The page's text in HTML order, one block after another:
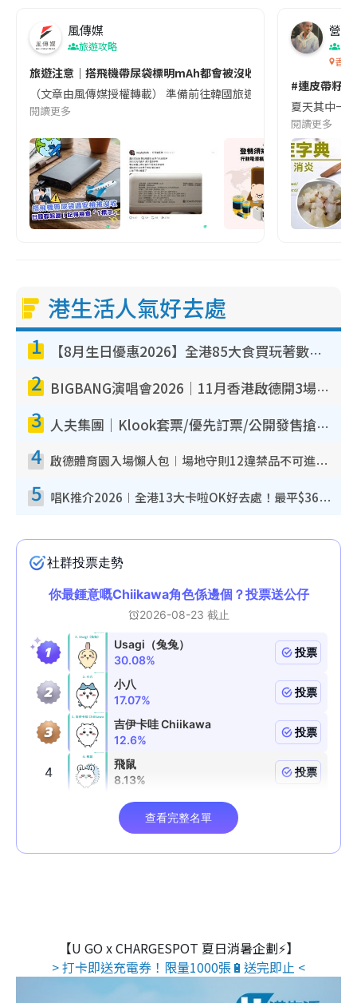
風傳媒
旅遊攻略
旅遊注意｜搭飛機帶尿袋標明mAh都會被沒收😱出發前切記檢查
（文章由風傳媒授權轉載） 準備前往韓國旅遊的民眾，近期要
閱讀更多
營養
香港
#連皮帶籽
夏天其中一
閱讀更多
港生活人氣好去處
1 【8月生日優惠2026】全港85大食買玩著數攻略 自助餐/火鍋放題同行免費＋誠品/DONKI送現金券
2 BIGBANG演唱會2026｜11月香港啟德開3場！實名制VIP申請、優先購票攻略
3 人夫集團｜Klook套票/優先訂票/公開發售搶飛攻略！附票價.購票連結.場地座位表
4 啟德體育園入場懶人包︱場地守則12違禁品不可進場准帶細水樽但全場禁樽蓋！應援牌有限制！
5 唱K推介2026︱全港13大卡啦OK好去處！最平$36起 日文K都有！(附地址+收費詳情)
【U GO x CHARGESPOT 夏日消暑企劃⚡】
> 打卡即送充電券！限量1000張🔋送完即止 <